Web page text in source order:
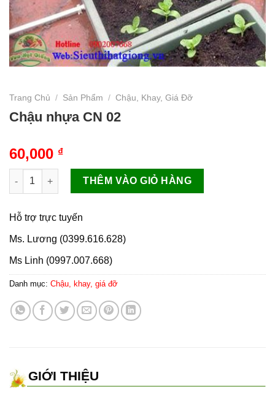
Trang Chủ / Sản Phẩm / Chậu, Khay, Giá Đỡ
Chậu nhựa CN 02
60,000 ₫
Chậu nhựa CN 02 số lượng
THÊM VÀO GIỎ HÀNG
Hỗ trợ trực tuyến
Ms. Lương (0399.616.628)
Ms Linh (0997.007.668)
Danh mục: Chậu, khay, giá đỡ
GIỚI THIỆU